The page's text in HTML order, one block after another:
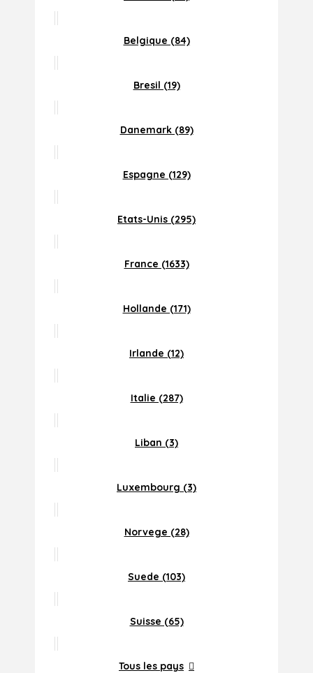
Belgique (84)
Bresil (19)
Danemark (89)
Espagne (129)
Etats-Unis (295)
France (1633)
Hollande (171)
Irlande (12)
Italie (287)
Liban (3)
Luxembourg (3)
Norvege (28)
Suede (103)
Suisse (65)
Tous les pays